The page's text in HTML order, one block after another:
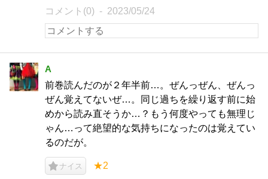
コメント(0) 2023/05/24
A
前巻読んだのが２年半前…。ぜんっぜん、ぜんっ
ぜん覚えてないぜ…。同じ過ちを繰り返す前に始
めから読み直そうか…？もう何度やっても無理じ
ゃん…って絶望的な気持ちになったのは覚えてい
るのだが。
ナイス ★2